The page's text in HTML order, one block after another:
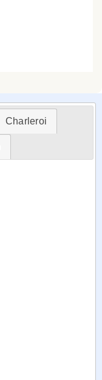
Charleroi